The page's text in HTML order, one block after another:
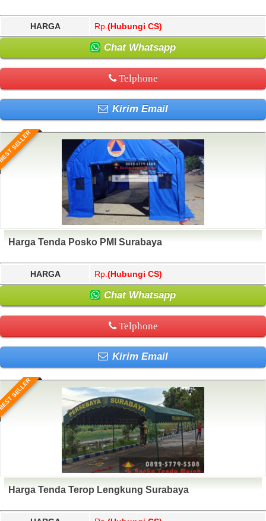
HARGA Rp. (Hubungi CS)
Chat Whatsapp
Telphone
Kirim Email
SELLER
Harga Tenda Posko PMI Surabaya
HARGA Rp. (Hubungi CS)
Chat Whatsapp
Telphone
Kirim Email
SELLER
Harga Tenda Terop Lengkung Surabaya